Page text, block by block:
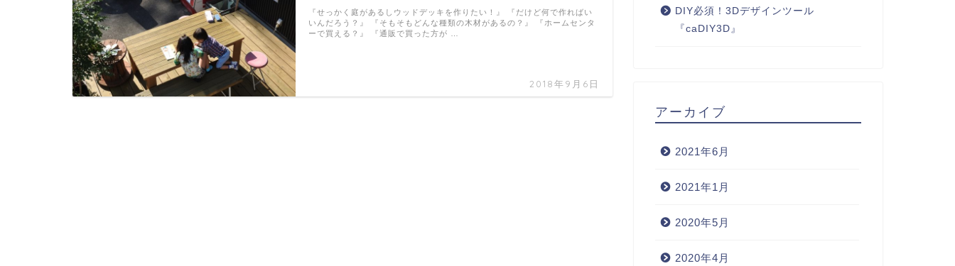
2018年9月6日
『せっかく庭があるしウッドデッキを作りたい！』 『だけど何で作ればい
いんだろう？』 『そもそもどんな種類の木材があるの？』 『ホームセンタ
ーで買える？』 『通販で買った方が …
DIY必須！3Dデザインツール
『caDIY3D』
アーカイブ
2021年6月
2021年1月
2020年5月
2020年4月